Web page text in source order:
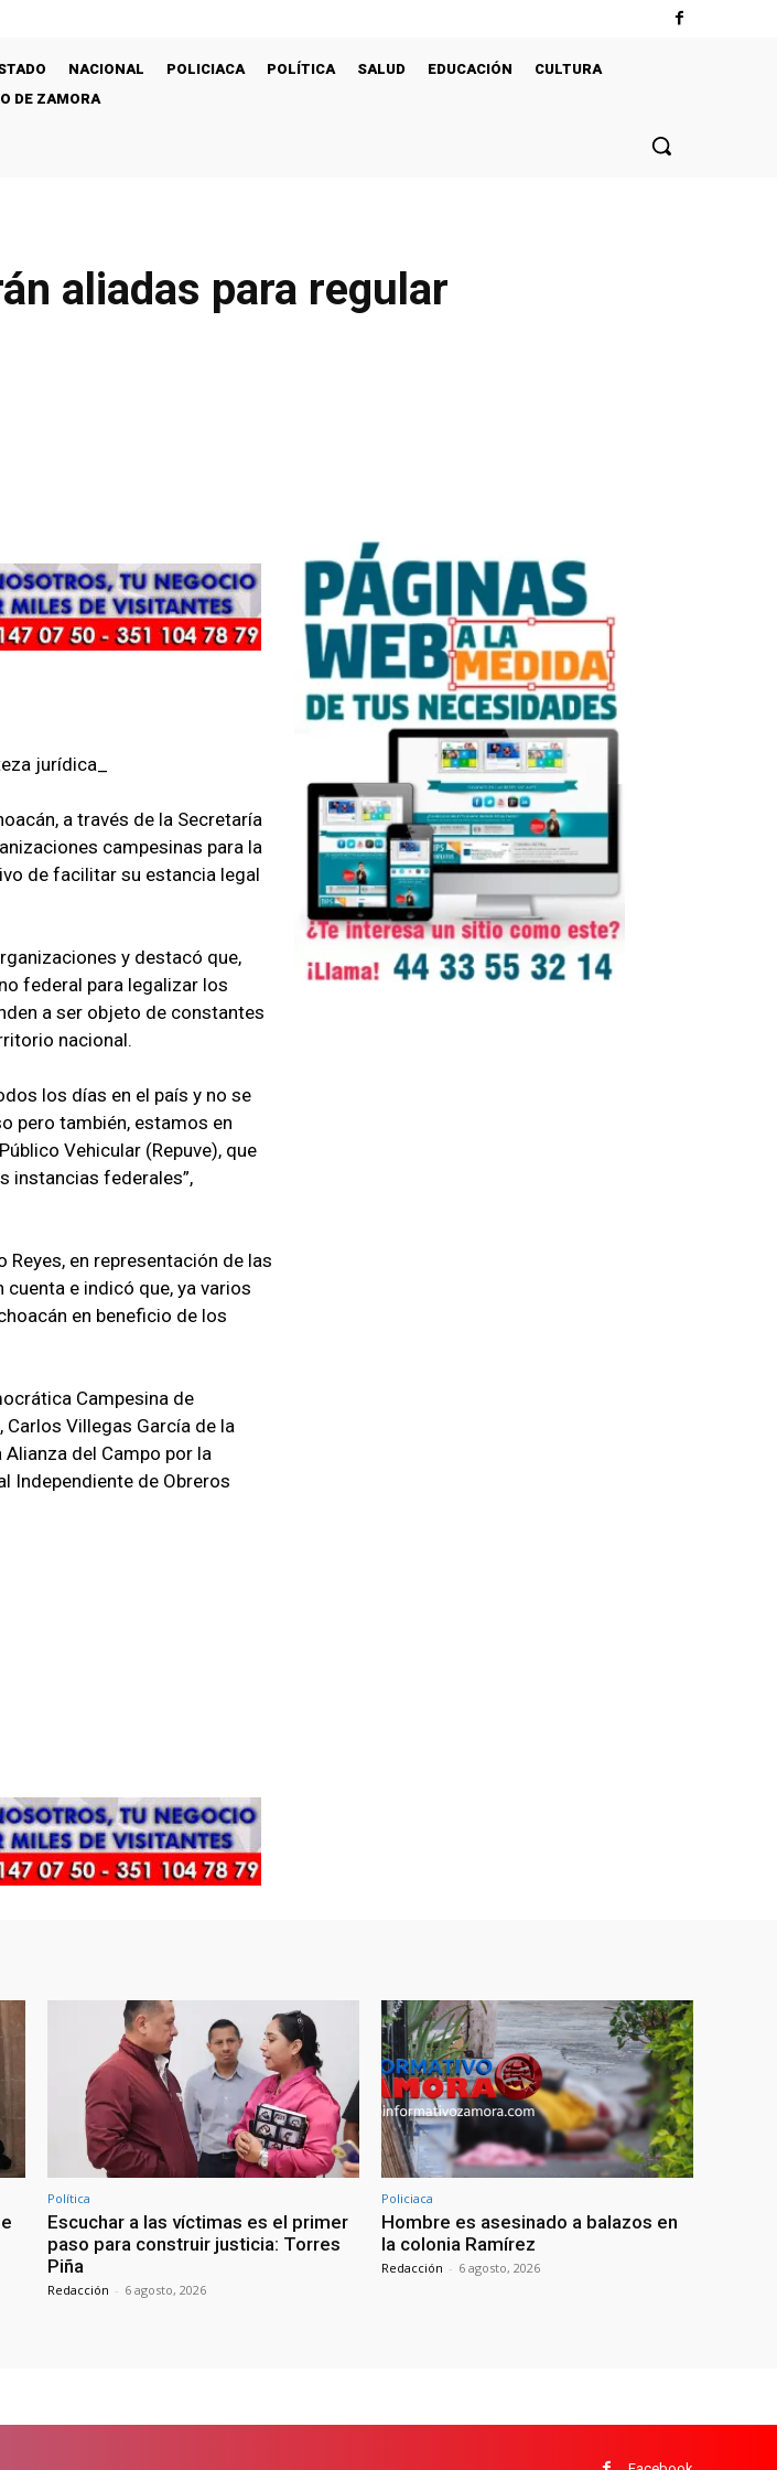
NACIONAL POLICIACA POLÍTICA SALUD EDUCACIÓN
CULTURA
DE ZAMORA
aliadas para regular
jurídica_
a través de la Secretaría
campesinas para la
de facilitar su estancia legal
y destacó que,
federal para legalizar los
a ser objeto de constantes
nacional.
los días en el país y no se
pero también, estamos en
Vehicular (Repuve), que
instancias federales”,
Reyes, en representación de las
e indicó que, ya varios
en beneficio de los
Campesina de
Villegas García de la
del Campo por la
Independiente de Obreros
Política
Escuchar a las víctimas es el primer
paso para construir justicia: Torres
Piña
Redacción - 6 agosto, 2026
Policiaca
Hombre es asesinado a balazos en
la colonia Ramírez
Redacción - 6 agosto, 2026